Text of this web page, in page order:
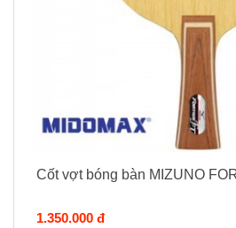
Cốt vợt bóng bàn MIZUNO
1.350.000 đ